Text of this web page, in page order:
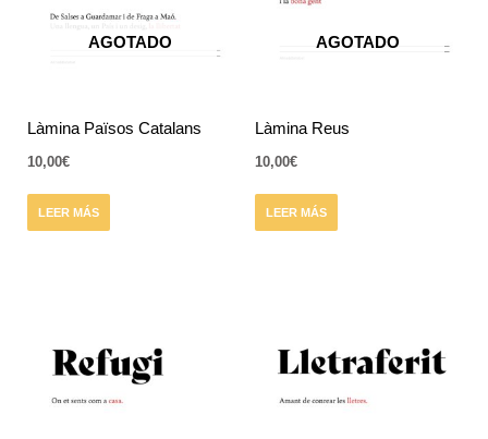
AGOTADO
Làmina Països Catalans
10,00€
LEER MÁS
AGOTADO
Làmina Reus
10,00€
LEER MÁS